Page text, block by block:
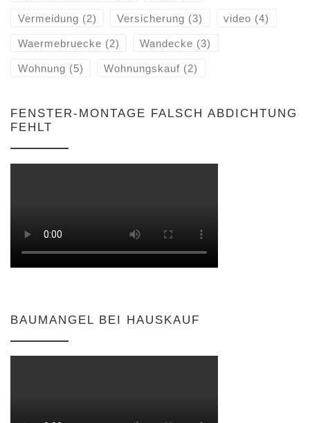
Vermeidung (2) Versicherung (3) video (4)
Waermebruecke (2) Wandecke (3)
Wohnung (5) Wohnungskauf (2)
FENSTER-MONTAGE FALSCH ABDICHTUNG
FEHLT
BAUMANGEL BEI HAUSKAUF